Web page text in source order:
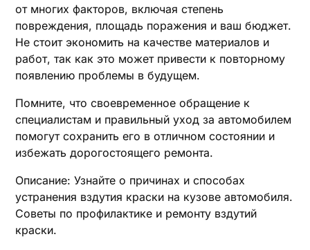
от многих факторов, включая степень
повреждения, площадь поражения и ваш бюджет.
Не стоит экономить на качестве материалов и
работ, так как это может привести к повторному
появлению проблемы в будущем.
Помните, что своевременное обращение к
специалистам и правильный уход за автомобилем
помогут сохранить его в отличном состоянии и
избежать дорогостоящего ремонта.
Описание: Узнайте о причинах и способах
устранения вздутия краски на кузове автомобиля.
Советы по профилактике и ремонту вздутий
краски.